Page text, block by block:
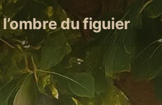
l’ombre du figuier